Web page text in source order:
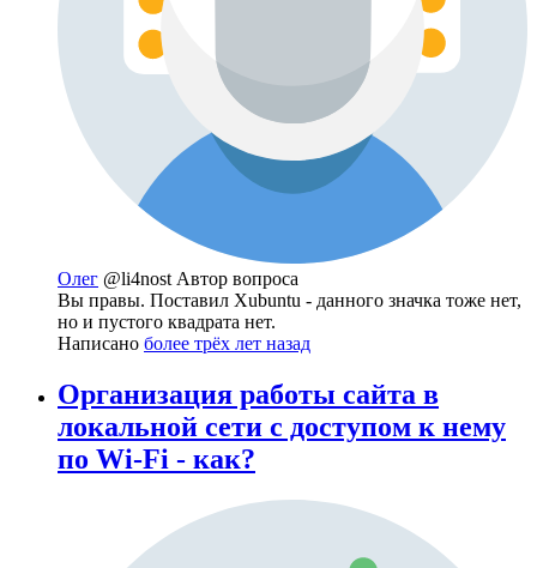
Олег @li4nost Автор вопроса
Вы правы. Поставил Xubuntu - данного значка тоже нет,
но и пустого квадрата нет.
Написано более трёх лет назад
Организация работы сайта в
локальной сети с доступом к нему
по Wi-Fi - как?